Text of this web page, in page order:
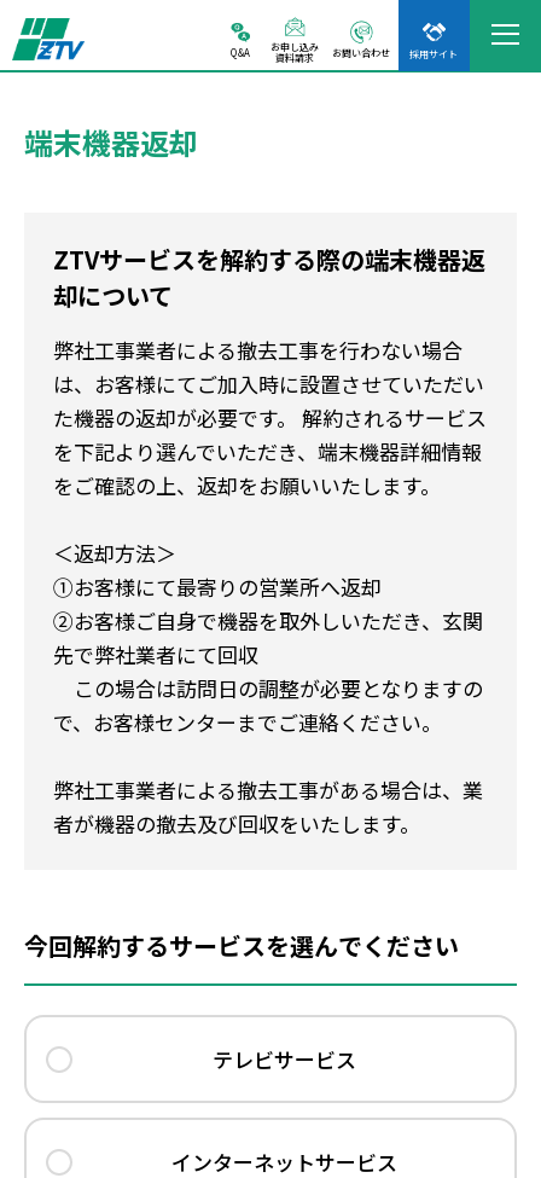
Q&A
お申し込み
資料請求
お問い合わせ 採用サイト
端末機器返却
ZTVサービスを解約する際の端末機器返
却について
弊社工事業者による撤去工事を行わない場合
は、お客様にてご加入時に設置させていただい
た機器の返却が必要です。 解約されるサービス
を下記より選んでいただき、端末機器詳細情報
をご確認の上、返却をお願いいたします。
＜返却方法＞
①お客様にて最寄りの営業所へ返却
②お客様ご自身で機器を取外しいただき、玄関
先で弊社業者にて回収
この場合は訪問日の調整が必要となりますの
で、お客様センターまでご連絡ください。
弊社工事業者による撤去工事がある場合は、業
者が機器の撤去及び回収をいたします。
今回解約するサービスを選んでください
今回解約するサービスを選んでください
テレビサービス
インターネットサービス